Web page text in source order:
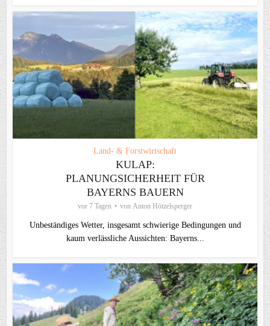
Land- & Forstwirtschaft
KULAP:
PLANUNGSICHERHEIT FÜR
BAYERNS BAUERN
vor 7 Tagen von Anton Hötzelsperger
Unbeständiges Wetter, insgesamt schwierige Bedingungen und
kaum verlässliche Aussichten: Bayerns...